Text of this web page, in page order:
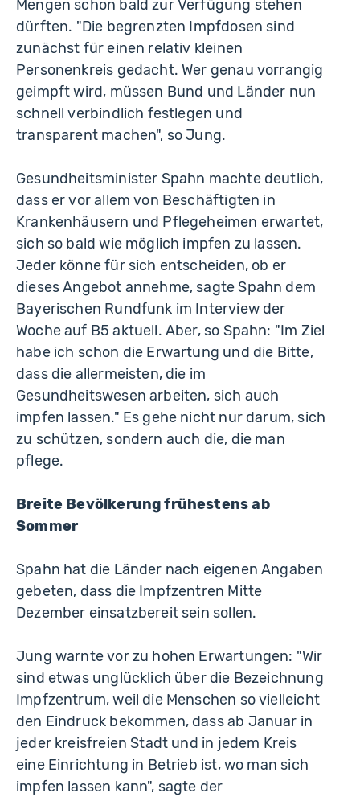
Mengen schon bald zur Verfügung stehen
dürften. "Die begrenzten Impfdosen sind
zunächst für einen relativ kleinen
Personenkreis gedacht. Wer genau vorrangig
geimpft wird, müssen Bund und Länder nun
schnell verbindlich festlegen und
transparent machen", so Jung.
Gesundheitsminister Spahn machte deutlich,
dass er vor allem von Beschäftigten in
Krankenhäusern und Pflegeheimen erwartet,
sich so bald wie möglich impfen zu lassen.
Jeder könne für sich entscheiden, ob er
dieses Angebot annehme, sagte Spahn dem
Bayerischen Rundfunk im Interview der
Woche auf B5 aktuell. Aber, so Spahn: "Im Ziel
habe ich schon die Erwartung und die Bitte,
dass die allermeisten, die im
Gesundheitswesen arbeiten, sich auch
impfen lassen." Es gehe nicht nur darum, sich
zu schützen, sondern auch die, die man
pflege.
Breite Bevölkerung frühestens ab
Sommer
Spahn hat die Länder nach eigenen Angaben
gebeten, dass die Impfzentren Mitte
Dezember einsatzbereit sein sollen.
Jung warnte vor zu hohen Erwartungen: "Wir
sind etwas unglücklich über die Bezeichnung
Impfzentrum, weil die Menschen so vielleicht
den Eindruck bekommen, dass ab Januar in
jeder kreisfreien Stadt und in jedem Kreis
eine Einrichtung in Betrieb ist, wo man sich
impfen lassen kann", sagte der